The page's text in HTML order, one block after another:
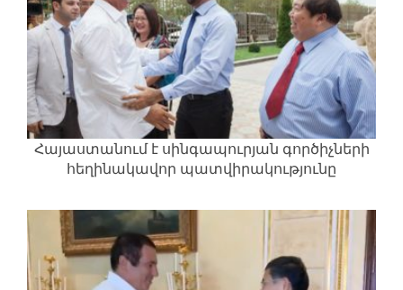
Հայաստանում է սինգապուրյան գործիչների
հեղինակավոր պատվիրակությունը